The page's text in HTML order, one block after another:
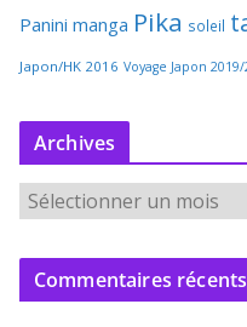
Panini manga Pika soleil
Japon/HK 2016 Voyage Japon 2019/
Archives
c
Commentaires récents